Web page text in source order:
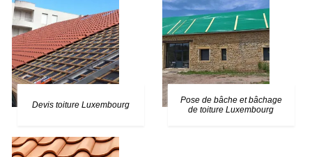
Devis toiture Luxembourg
Pose de bâche et bâchage
de toiture Luxembourg